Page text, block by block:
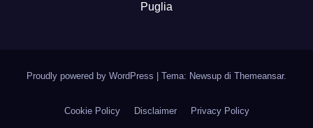
Puglia
Proudly powered by WordPress Tema: Newsup di Themeansar.
Cookie Policy Disclaimer Privacy Policy